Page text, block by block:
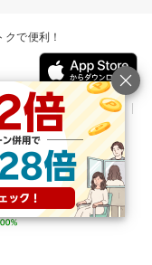
で便利！
リース情報
利用規約
ス一覧 アプリ一覧